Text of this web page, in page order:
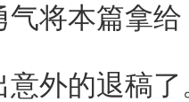
本篇拿给
的退稿了